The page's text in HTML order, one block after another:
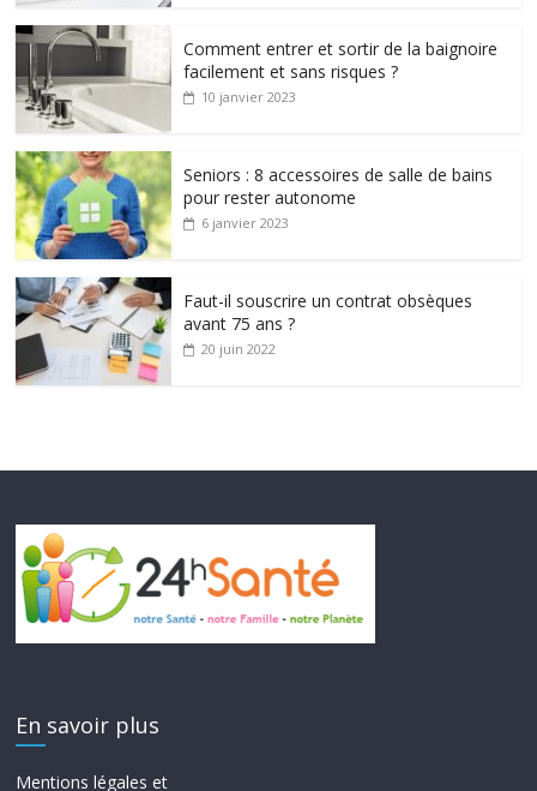
Comment entrer et sortir de la baignoire
facilement et sans risques ?
10 janvier 2023
Seniors : 8 accessoires de salle de bains
pour rester autonome
6 janvier 2023
Faut-il souscrire un contrat obsèques
avant 75 ans ?
20 juin 2022
En savoir plus
Mentions légales et